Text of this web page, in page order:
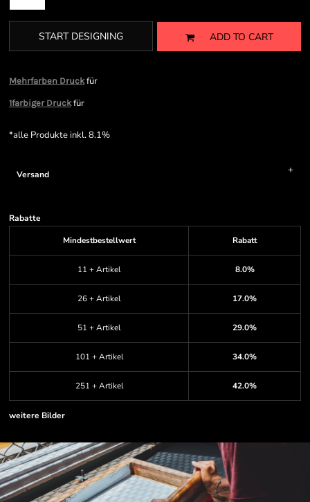
START DESIGNING ADD TO CART
Mehrfarben Druckfür
1farbiger Druckfür
*alle Produkte inkl. 8.1%
Versand
Rabatte
Mindestbestellwert
Rabatt
11 + Artikel 8.0%
26 + Artikel 17.0%
51 + Artikel 29.0%
101 + Artikel 34.0%
251 + Artikel 42.0%
weitere Bilder